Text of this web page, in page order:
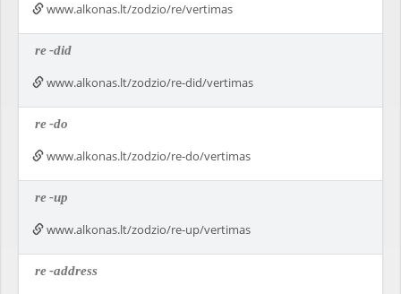
www.alkonas.lt/zodzio/re/vertimas
re-did
www.alkonas.lt/zodzio/re-did/vertimas
re-do
www.alkonas.lt/zodzio/re-do/vertimas
re-up
www.alkonas.lt/zodzio/re-up/vertimas
re-address